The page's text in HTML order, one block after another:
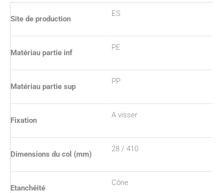
Site de production
ES
Matériau partie inf
PE
Matériau partie sup
PP
Fixation
A visser
Dimensions du col (mm)
28 / 410
Etanchéité
Cône